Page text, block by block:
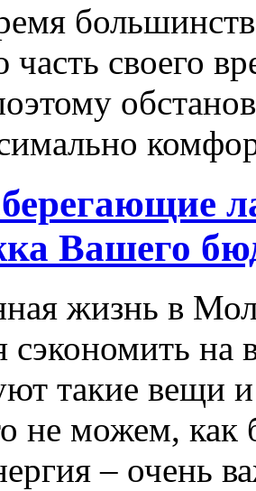
своего
Вашего
жизнь в
сэкономить
такие вещи
не можем, как
– очень